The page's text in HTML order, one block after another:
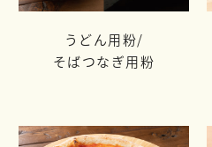
うどん用粉/
そばつなぎ用粉